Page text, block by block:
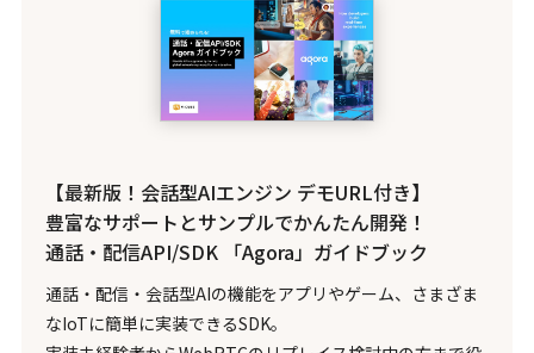
【最新版！会話型AIエンジン デモURL付き】
豊富なサポートとサンプルでかんたん開発！
通話・配信API/SDK 「Agora」ガイドブック
通話・配信・会話型AIの機能をアプリやゲーム、さまざま
なIoTに簡単に実装できるSDK。